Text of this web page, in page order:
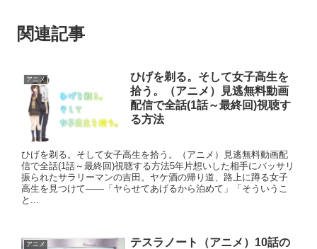
関連記事
アニメ
ひげを剃る。そして女子高生を
拾う。（アニメ）見逃無料動画
配信で全話(1話～最終回)視聴す
る方法
ひげを剃る。そして女子高生を拾う。（アニメ）見逃無料動画配
信で全話(1話～最終回)視聴する方法5年片想いした相手にバッサリ
振られたサラリーマンの吉田。ヤケ酒の帰り道、路上に蹲る女子
高生を見つけて――「ヤらせてあげるから泊めて」「そういうこ
と...
アニメ
テスラノート（アニメ）10話の